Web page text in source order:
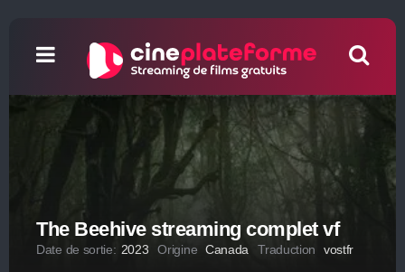
The Beehive streaming complet vf
Date de sortie: 2023 Origine Canada Traduction vostfr